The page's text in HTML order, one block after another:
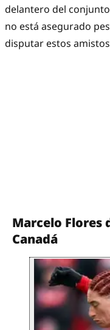
delantero del
no está asegurado
disputar estos
Marcelo Flores
Canadá